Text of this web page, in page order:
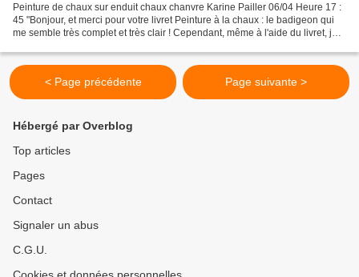
Peinture de chaux sur enduit chaux chanvre Karine Pailler 06/04 Heure 17 :
45 "Bonjour, et merci pour votre livret Peinture à la chaux : le badigeon qui
me semble très complet et très clair ! Cependant, même à l'aide du livret, je
< Page précédente Page suivante >
Hébergé par Overblog
Top articles
Pages
Contact
Signaler un abus
C.G.U.